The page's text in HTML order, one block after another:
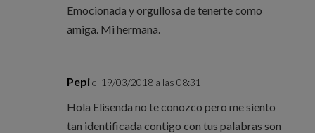
Emocionada y orgullosa de tenerte como
amiga. Mi hermana.
Pepiel 19/03/2018 a las 08:31
Hola Elisenda no te conozco pero me siento
tan identificada contigo con tus palabras son